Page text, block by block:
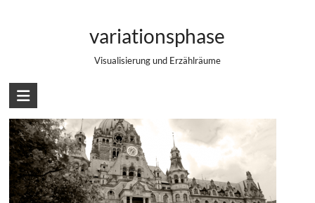
variationsphase
Visualisierung und Erzählräume
Rathaus Hannover Sepia